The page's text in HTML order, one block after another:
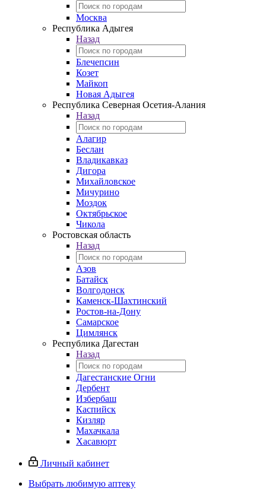
Москва
Республика Адыгея
Назад
Блечепсин
Козет
Майкоп
Новая Адыгея
Республика Северная Осетия-Алания
Назад
Алагир
Беслан
Владикавказ
Дигора
Михайловское
Мичурино
Моздок
Октябрьское
Чикола
Ростовская область
Назад
Азов
Батайск
Волгодонск
Каменск-Шахтинский
Ростов-на-Дону
Самарское
Цимлянск
Республика Дагестан
Назад
Дагестанские Огни
Дербент
Избербаш
Каспийск
Кизляр
Махачкала
Хасавюрт
Личный кабинет
Выбрать любимую аптеку